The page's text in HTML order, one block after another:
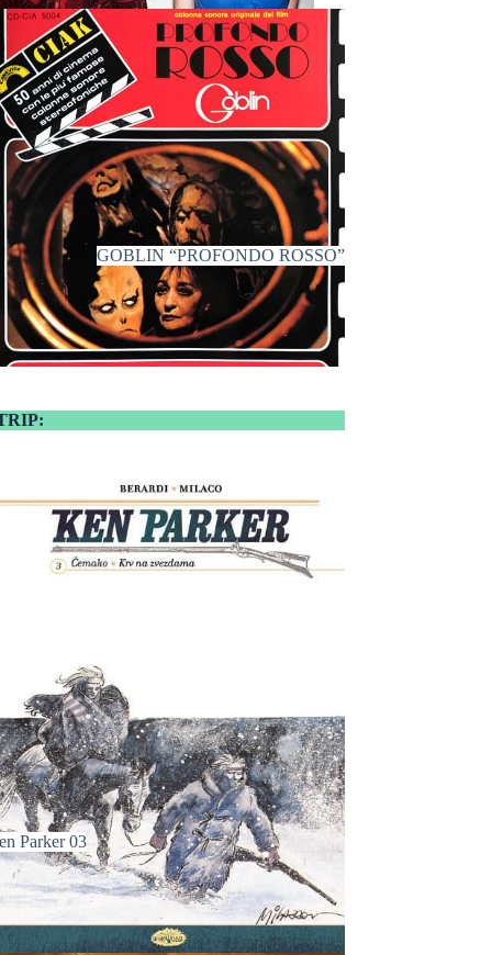
GOBLIN “PROFONDO ROSSO”
Parker 03